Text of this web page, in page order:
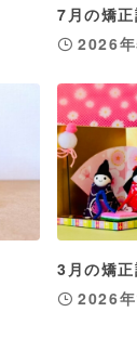
7月の矯正
2026
3月の矯正
2026